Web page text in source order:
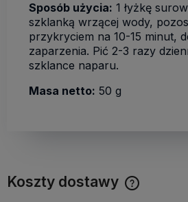
Sposób użycia: 1 łyżkę
szklanką wrzącej wody,
przykryciem na 10-15 minut,
zaparzenia. Pić 2-3 razy
szklance naparu.
Masa netto: 50 g
Koszty dostawy